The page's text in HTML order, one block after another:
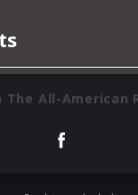
The All-American